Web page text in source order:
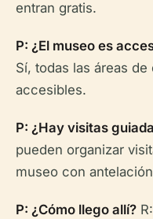
entran gratis.
P: ¿El museo es
Sí, todas las áreas
accesibles.
P: ¿Hay visitas
pueden organizar
museo con
P: ¿Cómo llego allí?